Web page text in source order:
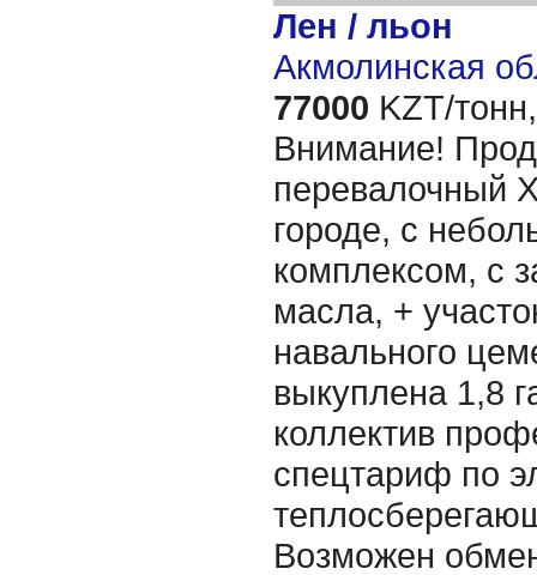
Лен / льон
Акмолинская
77000 KZT/тонн,
Внимание!
перевалочный
городе, с
комплексом, с
масла, +
навального
выкуплена 1,8
коллектив
спецтариф по
Возможен